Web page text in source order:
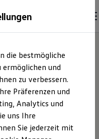
|
die bestmögliche
ermöglichen und
zu verbessern.
Präferenzen und
Analytics und
uns Ihre
Sie jederzeit mit